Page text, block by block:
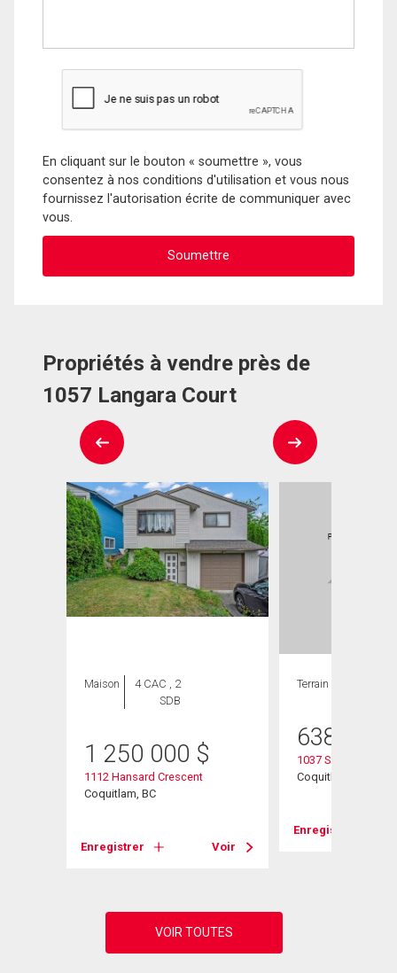
En cliquant sur le bouton « soumettre », vous
consentez à nos conditions d'utilisation et vous nous
fournissez l'autorisation écrite de communiquer avec
vous.
Propriétés à vendre près de
1057 Langara Court
Maison
4 CAC , 2
SDB
1 250 000 $
1112 Hansard Crescent
Coquitlam, BC
Enregistrer Voir
Terrain
638 000
1037 Saddle Street
Coquitlam, BC
Enregistrer